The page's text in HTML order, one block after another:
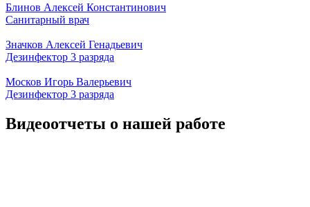
Блинов Алексей Константинович
Санитарный врач
Значков Алексей Генадьевич
Дезинфектор 3 разряда
Москов Игорь Валерьевич
Дезинфектор 3 разряда
Видеоотчеты о нашей работе